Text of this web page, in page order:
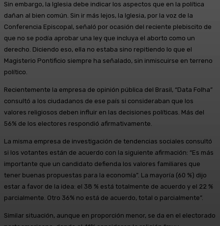
Sin embargo, la Iglesia debe indicar los aspectos que en la política
dañan al bien común. Sin ir más lejos, la Iglesia, por la voz de la
Conferencia Episcopal, señaló por ocasión del reciente plebiscito de
que no se podía aprobar una ley que incluya el aborto como un
derecho. Diciendo eso, ella no estaba sino repitiendo lo que el
Magisterio Pontificio siempre ha señalado, sin inmiscuirse en terreno
político.
Recientemente la empresa de opinión pública del Brasil, “Data Folha”
consultó a los ciudadanos de ese país si consideraban que los
valores religiosos deben influir en las decisiones políticas. Más del
56% de los electores respondió afirmativamente.
La misma empresa de investigación de tendencias sociales consultó
si los votantes están de acuerdo con la siguiente afirmación: “Es más
importante que un candidato defienda los valores familiares que
tener buenas propuestas para la economía”. La mayoría (60 %) dijo
estar a favor de la idea: el 38 % está totalmente de acuerdo y el 22 %
parcialmente. Otro 36% no está de acuerdo, total o parcialmente”.
Similar situación, aunque en proporción menor, se da en el electorado